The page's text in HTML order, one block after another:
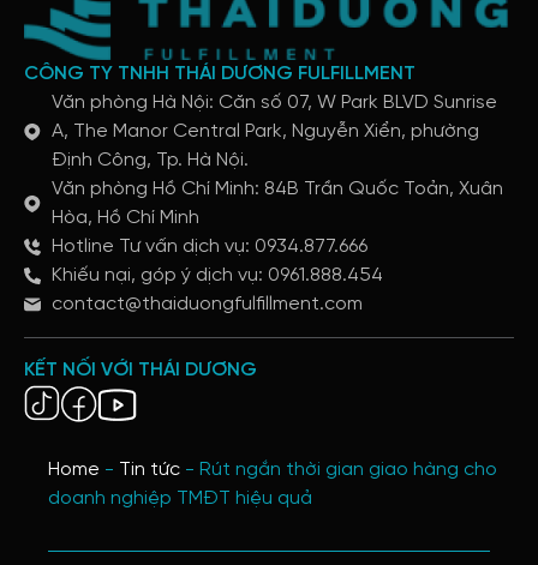
CÔNG TY TNHH THÁI DƯƠNG FULFILLMENT
Văn phòng Hà Nội: Căn số 07, W Park BLVD Sunrise
A, The Manor Central Park, Nguyễn Xiển, phường
Định Công, Tp. Hà Nội.
Văn phòng Hồ Chí Minh: 84B Trần Quốc Toản, Xuân
Hòa, Hồ Chí Minh
Hotline Tư vấn dịch vụ: 0934.877.666
Khiếu nại, góp ý dịch vụ: 0961.888.454
contact@thaiduongfulfillment.com
KẾT NỐI VỚI THÁI DƯƠNG
Home - Tin tức - Rút ngắn thời gian giao hàng cho
doanh nghiệp TMĐT hiệu quả